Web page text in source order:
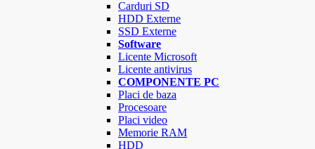
Carduri SD
HDD Externe
SSD Externe
Software
Licente Microsoft
Licente antivirus
COMPONENTE PC
Placi de baza
Procesoare
Placi video
Memorie RAM
HDD